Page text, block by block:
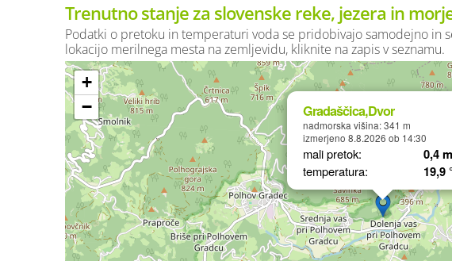
Trenutno stanje za slovenske reke, jezera in
Podatki o pretoku in temperaturi voda se pridobivajo samodejno in
lokacijo merilnega mesta na zemljevidu, kliknite na zapis v seznamu.
Gradaščica,Dvor
nadmorska višina: 341 m
izmerjeno 8.8.2026 ob 14:30
mali pretok: 0,4
temperatura: 19,9
+
−